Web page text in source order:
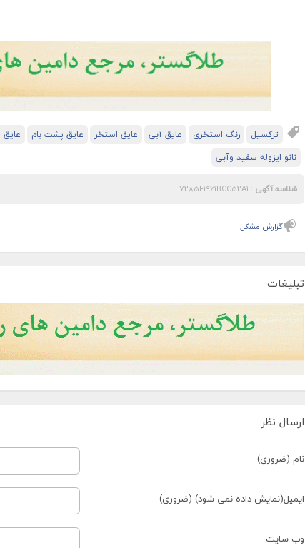
ترکسیل رنگ استخری عایق آبی عایق استخر عایق پشت بام
نانو ایزوله سفید وآبی
شناسه آگهی :
گزارش مشکل
تبلیغات
ارسال نظر
نام (ضروری)
ایمیل(نمایش داده نمی شود) (ضروری)
وب سایت